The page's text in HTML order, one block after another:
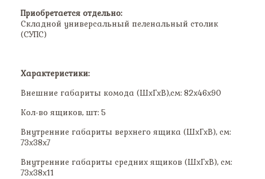
Приобретается отдельно:
Складной универсальный пеленальный столик
(СУПС)
Характеристики:
Внешние габариты комода (ШхГхВ),см: 82х46х90
Кол-во ящиков, шт: 5
Внутренние габариты верхнего ящика (ШхГхВ), см:
73х38х7
Внутренние габариты средних ящиков (ШхГхВ), см:
73х38х11